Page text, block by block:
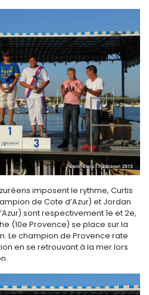
imposent le rythme, Curtis
de Cote d’Azur) et Jordan
sont respectivement 1e et 2e,
(10e Provence) se place sur la
Le champion de Provence rate
en se retrouvant à la mer lors